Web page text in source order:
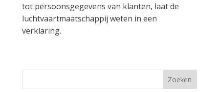
tot persoonsgegevens van klanten, laat de
luchtvaartmaatschappij weten in een
verklaring.
Zoeken